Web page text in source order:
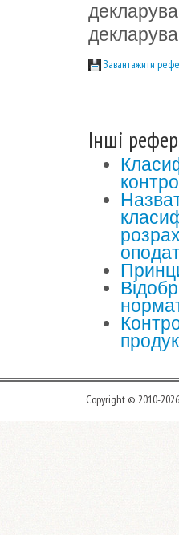
Завантажити
Інші
Copyright © 2010-